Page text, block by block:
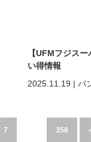
【UFMフジス
い得情報
2025.11.19 | バ
7 358